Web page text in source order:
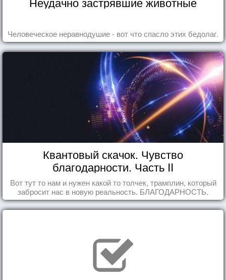
Человеческое неравнодушие - вот что спасло этих бедолаг.
Квантовый скачок. Чувство
благодарности. Часть II
Вот тут то нам и нужен какой то толчек, трамплин, который
забросит нас в новую реальность. БЛАГОДАРНОСТЬ.